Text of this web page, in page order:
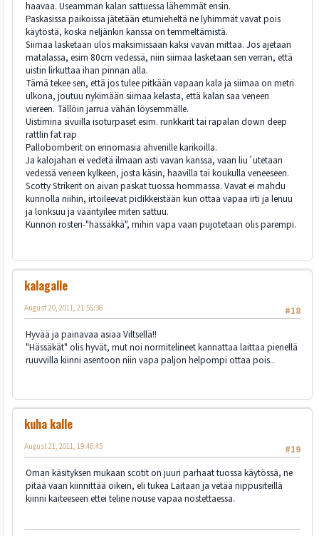
haavaa. Useamman kalan sattuessa lähemmät ensin.
Paskasissa paikoissa jätetään etumieheltä ne lyhimmät vavat pois
käytöstä, koska neljänkin kanssa on temmeltämistä.
Siimaa lasketaan ulos maksimissaan kaksi vavan mittaa. Jos ajetaan
matalassa, esim 80cm vedessä, niin siimaa lasketaan sen verran, että
uistin lirkuttaa ihan pinnan alla.
Tämä tekee sen, että jos tulee pitkään vapaan kala ja siimaa on metri
ulkona, joutuu nykimään siimaa kelasta, että kalan saa veneen
viereen. Tällöin jarrua vähän löysemmälle.
Uistimina sivuilla isoturpaset esim. runkkarit tai rapalan down deep
rattlin fat rap
Pallobomberit on erinomasia ahvenille karikoilla.
Ja kalojahan ei vedetä ilmaan asti vavan kanssa, vaan liu´utetaan
vedessä veneen kylkeen, josta käsin, haavilla tai koukulla veneeseen.
Scotty Strikerit on aivan paskat tuossa hommassa. Vavat ei mahdu
kunnolla niihin, irtoileevat pidikkeistään kun ottaa vapaa irti ja lenuu
ja lonksuu ja vääntyilee miten sattuu.
Kunnon rosteri-"hässäkkä", mihin vapa vaan pujotetaan olis parempi.
kalagalle
#18
August 20, 2011, 21:55:36
Hyvää ja painavaa asiaa Viltsellä!!
"Hässäkät" olis hyvät, mut noi normitelineet kannattaa laittaa pienellä
ruuvvilla kiinni asentoon niin vapa paljon helpompi ottaa pois..
kuha kalle
#19
August 21, 2011, 19:46:45
Oman käsityksen mukaan scotit on juuri parhaat tuossa käytössä, ne
pitää vaan kiinnittää oikein, eli tukea Laitaan ja vetää nippusiteillä
kiinni kaiteeseen ettei teline nouse vapaa nostettaessa.